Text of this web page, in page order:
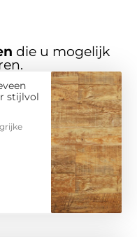
die u mogelijk
stijlvol